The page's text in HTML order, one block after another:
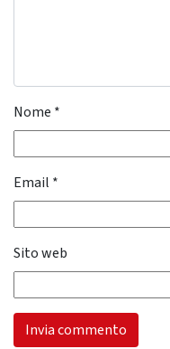
Nome *
Email *
Sito web